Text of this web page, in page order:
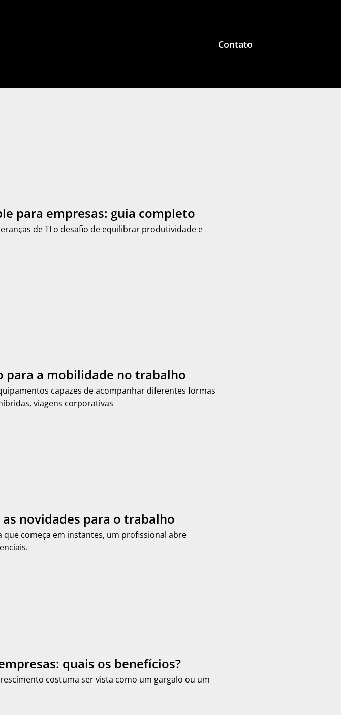
Contato
para empresas: guia completo
de TI o desafio de equilibrar produtividade e
para a mobilidade no trabalho
capazes de acompanhar diferentes formas
viagens corporativas
novidades para o trabalho
começa em instantes, um profissional abre
quais os benefícios?
costuma ser vista como um gargalo ou um